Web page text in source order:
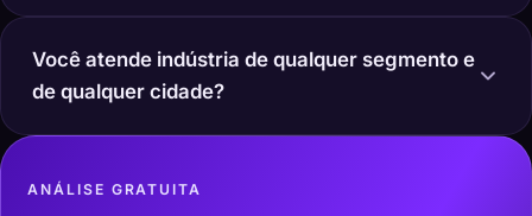
Você atende indústria de qualquer segmento e
de qualquer cidade?
ANÁLISE GRATUITA